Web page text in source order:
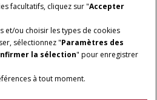
INTERFACE :
Android
CAMÉRA
facultatifs, cliquez sur "Accepter
et/ou choisir les types de cookies
sélectionnez "Paramètres des
la sélection" pour enregistrer
à tout moment.